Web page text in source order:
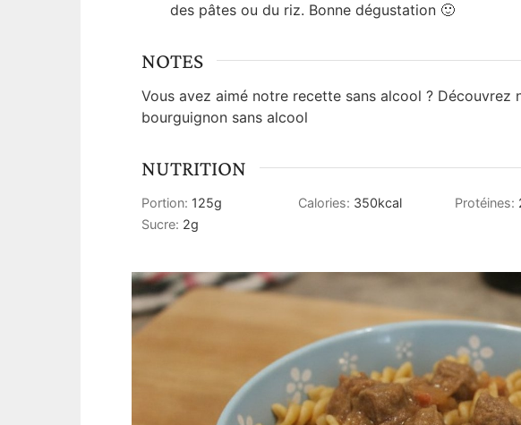
des pâtes ou du riz. Bonne dégustation 🙂
NOTES
Vous avez aimé notre recette sans alcool ? Découvrez
bourguignon sans alcool
NUTRITION
Portion: 125g Calories: 350kcal Protéines:
Sucre: 2g